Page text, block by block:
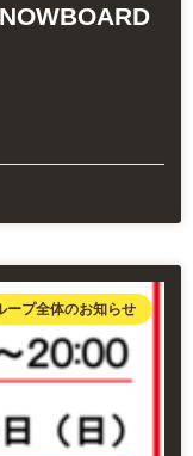
ープ全体のお知らせ